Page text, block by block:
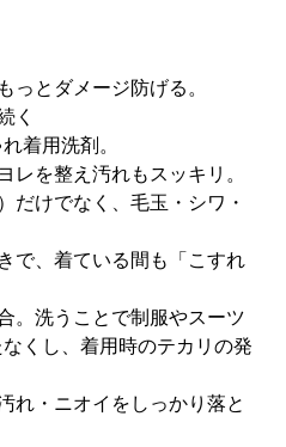
っとダメージ防げる。
く
着用洗剤。
レを整え汚れもスッキリ。
だけでなく、毛玉・シワ・
で、着ている間も「こすれ
。洗うことで制服やスーツ
くし、着用時のテカリの発
れ・ニオイをしっかり落と